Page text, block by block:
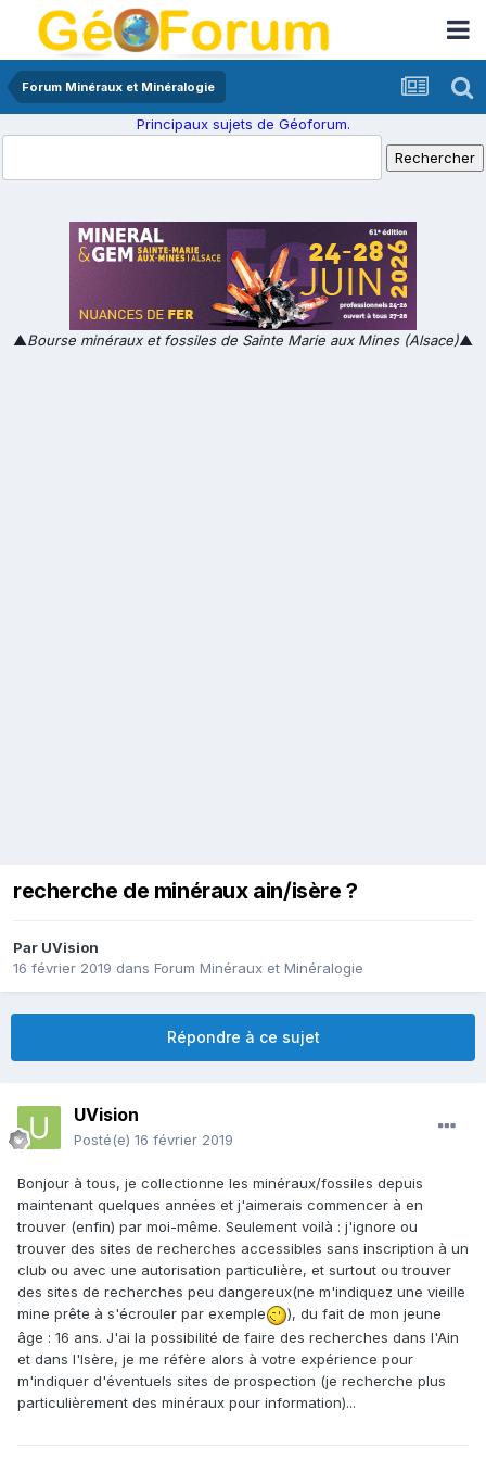
Forum Minéraux et Minéralogie
Principaux sujets de Géoforum.
▲Bourse minéraux et fossiles de Sainte Marie aux Mines (Alsace)▲
recherche de minéraux ain/isère ?
Par UVision
16 février 2019 dans Forum Minéraux et Minéralogie
Répondre à ce sujet
UVision
Posté(e) 16 février 2019
Bonjour à tous, je collectionne les minéraux/fossiles depuis
maintenant quelques années et j'aimerais commencer à en
trouver (enfin) par moi-même. Seulement voilà : j'ignore ou
trouver des sites de recherches accessibles sans inscription à un
club ou avec une autorisation particulière, et surtout ou trouver
des sites de recherches peu dangereux(ne m'indiquez une vieille
mine prête à s'écrouler par exemple
), du fait de mon jeune
âge : 16 ans. J'ai la possibilité de faire des recherches dans l'Ain
et dans l'Isère, je me réfère alors à votre expérience pour
m'indiquer d'éventuels sites de prospection (je recherche plus
particulièrement des minéraux pour information)...